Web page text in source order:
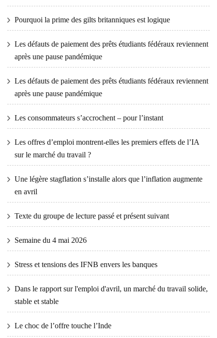
Pourquoi la prime des gilts britanniques est logique
Les défauts de paiement des prêts étudiants fédéraux reviennent
après une pause pandémique
Les défauts de paiement des prêts étudiants fédéraux reviennent
après une pause pandémique
Les consommateurs s’accrochent – ​​pour l’instant
Les offres d’emploi montrent-elles les premiers effets de l’IA
sur le marché du travail ?
Une légère stagflation s’installe alors que l’inflation augmente
en avril
Texte du groupe de lecture passé et présent suivant
Semaine du 4 mai 2026
Stress et tensions des IFNB envers les banques
Dans le rapport sur l'emploi d'avril, un marché du travail solide,
stable et stable
Le choc de l’offre touche l’Inde